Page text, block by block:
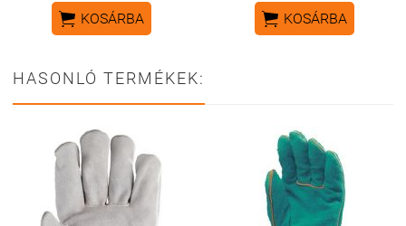
 KOSÁRBA  KOSÁRBA
HASONLÓ TERMÉKEK: